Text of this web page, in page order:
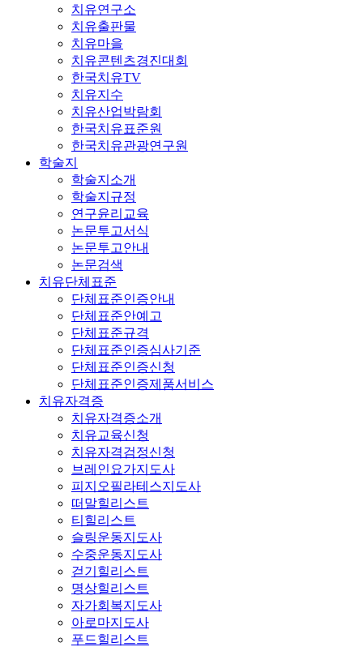
치유연구소
치유출판물
치유마을
치유콘텐츠경진대회
한국치유TV
치유지수
치유산업박람회
한국치유표준원
한국치유관광연구원
학술지
학술지소개
학술지규정
연구윤리교육
논문투고서식
논문투고안내
논문검색
치유단체표준
단체표준인증안내
단체표준안예고
단체표준규격
단체표준인증심사기준
단체표준인증신청
단체표준인증제품서비스
치유자격증
치유자격증소개
치유교육신청
치유자격검정신청
브레인요가지도사
피지오필라테스지도사
떠말힐리스트
티힐리스트
슬링운동지도사
수중운동지도사
걷기힐리스트
명상힐리스트
자가회복지도사
아로마지도사
푸드힐리스트